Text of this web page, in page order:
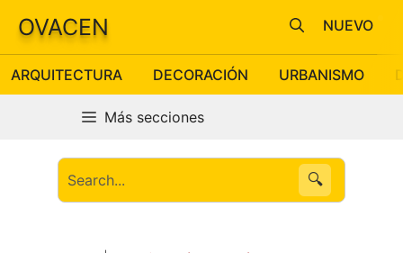
Saltar
contenido
OVACEN
ARQUITECTURA DECORACIÓN URBANISMO
NUEVO
Más secciones
🔍